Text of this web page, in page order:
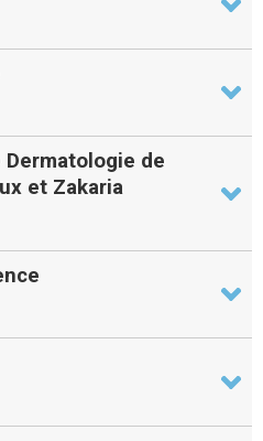
de
et Zakaria